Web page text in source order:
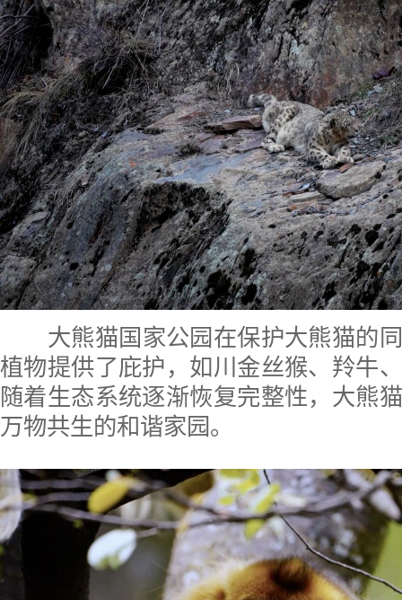
大熊猫国家公园在保护大熊猫的
植物提供了庇护，如川金丝猴、羚牛
随着生态系统逐渐恢复完整性，大熊
万物共生的和谐家园。